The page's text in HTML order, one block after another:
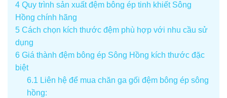
4 Quy trình sản xuất đệm bông ép tinh khiết Sông
Hồng chính hãng
5 Cách chọn kích thước đệm phù hợp với nhu cầu sử
dụng
6 Giá thành đệm bông ép Sông Hồng kích thước đặc
biệt
6.1 Liên hệ để mua chăn ga gối đệm bông ép sông
hồng: